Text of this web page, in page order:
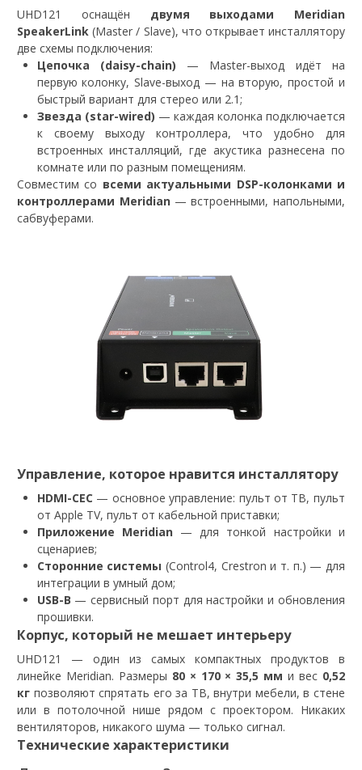
UHD121 оснащён
двумя выходами Meridian
SpeakerLink (Master / Slave), что открывает инсталлятору
две схемы подключения:
Цепочка (daisy-chain)
— Master-выход идёт на
первую колонку, Slave-выход — на вторую, простой и
быстрый вариант для стерео или 2.1;
Звезда (star-wired) — каждая колонка подключается
к своему выходу контроллера, что удобно для
встроенных инсталляций, где акустика разнесена по
комнате или по разным помещениям.
Совместим со всеми актуальными DSP-колонками и
контроллерами Meridian — встроенными, напольными,
сабвуферами.
Управление, которое нравится инсталлятору
HDMI-CEC — основное управление: пульт от ТВ, пульт
от Apple TV, пульт от кабельной приставки;
Приложение Meridian — для тонкой настройки и
сценариев;
Сторонние системы (Control4, Crestron и т. п.) — для
интеграции в умный дом;
USB-B — сервисный порт для настройки и обновления
прошивки.
Корпус, который не мешает интерьеру
UHD121 — один из самых компактных продуктов в
линейке Meridian. Размеры 80 × 170 × 35,5 мм и вес 0,52
кг позволяют спрятать его за ТВ, внутри мебели, в стене
или в потолочной нише рядом с проектором. Никаких
вентиляторов, никакого шума — только сигнал.
Технические характеристики